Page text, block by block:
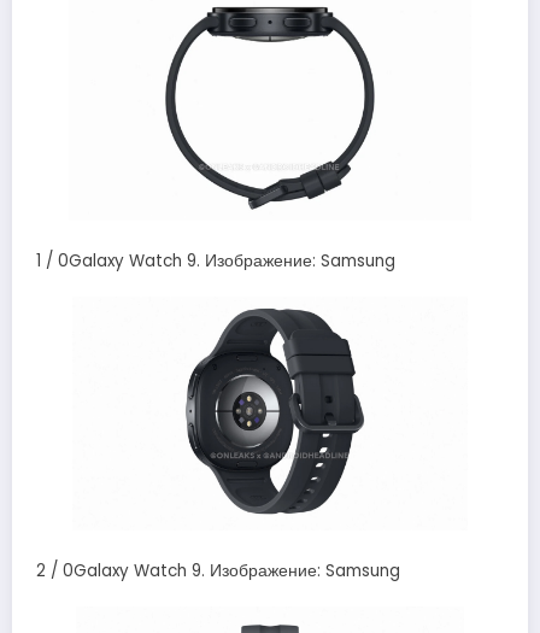
1 / 0Galaxy Watch 9. Изображение: Samsung
2 / 0Galaxy Watch 9. Изображение: Samsung